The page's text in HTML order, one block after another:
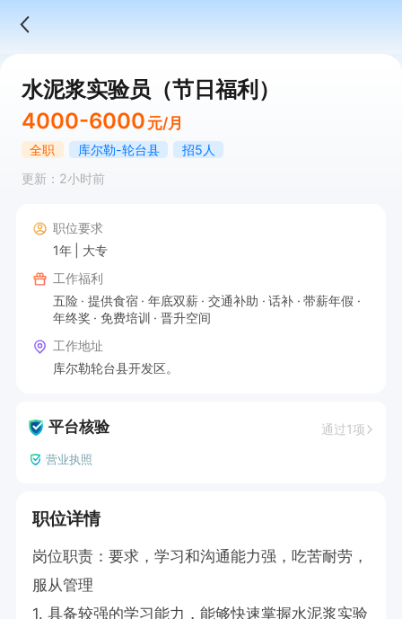
水泥浆实验员（节日福利）
4000-6000 元/月
全职 库尔勒-轮台县
招5人
更新：2小时前
职位要求
1年
大专
工作福利
五险
提供食宿 年底双薪 交通补助 话补
带薪年假
年终奖
免费培训
晋升空间
工作地址
库尔勒轮台县开发区。
平台核验 通过1项
营业执照
职位详情
岗位职责：要求，学习和沟通能力强，吃苦耐劳，
服从管理
1. 具备较强的学习能力，能够快速掌握水泥浆实验